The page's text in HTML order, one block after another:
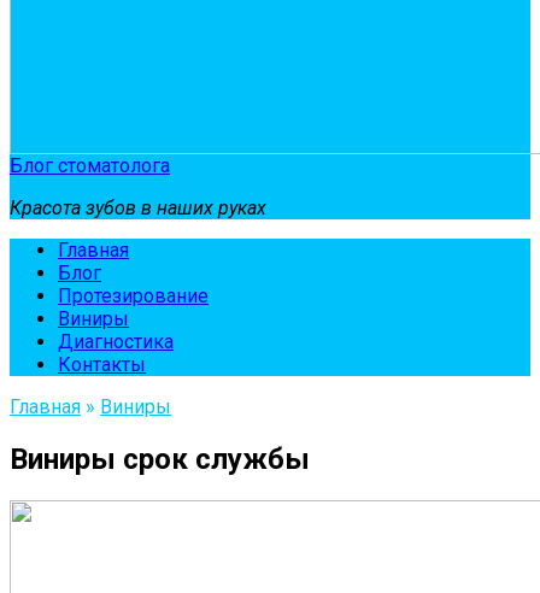
Блог стоматолога
Красота зубов в наших руках
Главная
Блог
Протезирование
Виниры
Диагностика
Контакты
Главная » Виниры
Виниры срок службы